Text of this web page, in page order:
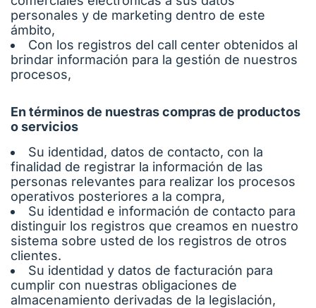
personales y de marketing dentro de este
ámbito,
Con los registros del call center obtenidos al
brindar información para la gestión de nuestros
procesos,
En términos de nuestras compras de productos
o servicios
Su identidad, datos de contacto, con la
finalidad de registrar la información de las
personas relevantes para realizar los procesos
operativos posteriores a la compra,
Su identidad e información de contacto para
distinguir los registros que creamos en nuestro
sistema sobre usted de los registros de otros
clientes.
Su identidad y datos de facturación para
cumplir con nuestras obligaciones de
almacenamiento derivadas de la legislación,